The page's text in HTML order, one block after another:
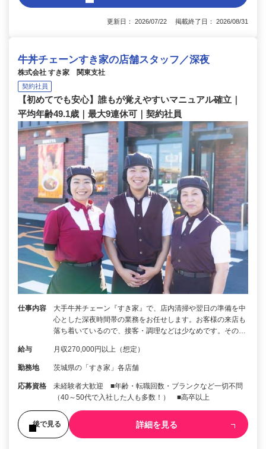
更新日： 2026/07/22 掲載終了日： 2026/08/31
牛丼チェーンすき家の店舗スタッフ／深夜
株式会社 すき家 関東支社
契約社員
【初めてでも安心】誰もが覚えやすいマニュアル確立｜
平均年齢49.1歳｜最大9連休可｜契約社員
仕事内容
大手牛丼チェーン『すき家』で、店内清掃や翌日の準備を中
心とした深夜時間帯の業務をお任せします。お客様の来店も
落ち着いているので、接客・調理などは少なめです。その…
給与 月収270,000円以上（想定）
勤務地 茨城県の「すき家」各店舗
応募資格
未経験者大歓迎 ■年齢・転職回数・ブランクなど一切不問
（40～50代で入社した人も多数！） ■高卒以上
後で見る 詳細を見る